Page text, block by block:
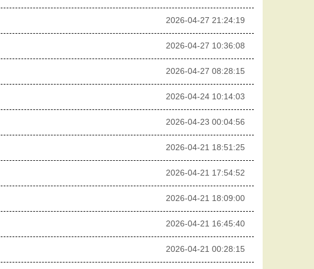
2026-04-27 21:24:19
2026-04-27 10:36:08
2026-04-27 08:28:15
2026-04-24 10:14:03
2026-04-23 00:04:56
2026-04-21 18:51:25
2026-04-21 17:54:52
2026-04-21 18:09:00
2026-04-21 16:45:40
2026-04-21 00:28:15